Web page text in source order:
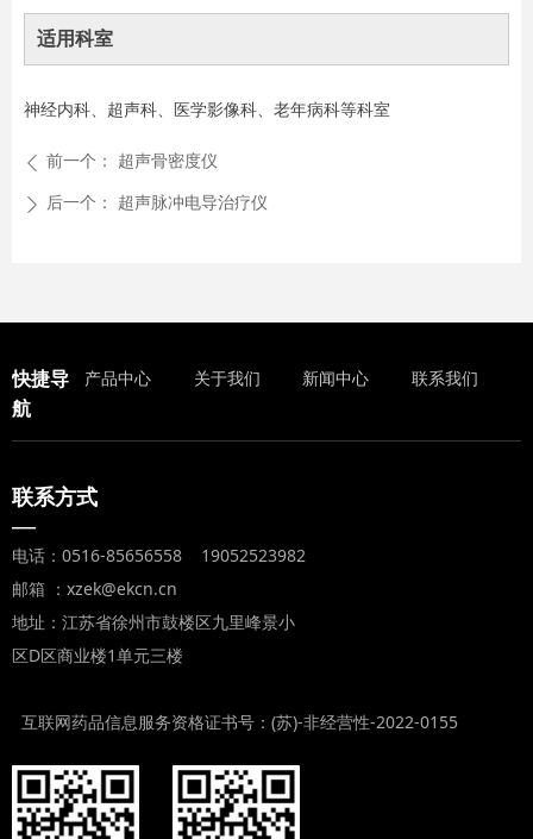
适用科室
神经内科、超声科、医学影像科、老年病科等科室
ꄴ 前一个： 超声骨密度仪
ꄲ 后一个： 超声脉冲电导治疗仪
快捷导
航
产品中心 关于我们 新闻中心 联系我们
联系方式
—
电话：0516-85656558 19052523982
邮箱 ：xzek@ekcn.cn
地址：江苏省徐州市鼓楼区九里峰景小
区D区商业楼1单元三楼
互联网药品信息服务资格证书号：(苏)-非经营性-2022-0155